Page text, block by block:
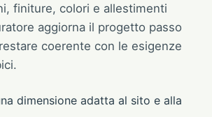
finiture, colori e allestimenti
aggiorna il progetto passo
coerente con le esigenze
dimensione adatta al sito e alla